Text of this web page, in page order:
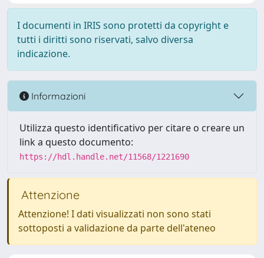
I documenti in IRIS sono protetti da copyright e
tutti i diritti sono riservati, salvo diversa
indicazione.
Informazioni
Utilizza questo identificativo per citare o creare un
link a questo documento:
https://hdl.handle.net/11568/1221690
Attenzione
Attenzione! I dati visualizzati non sono stati
sottoposti a validazione da parte dell'ateneo